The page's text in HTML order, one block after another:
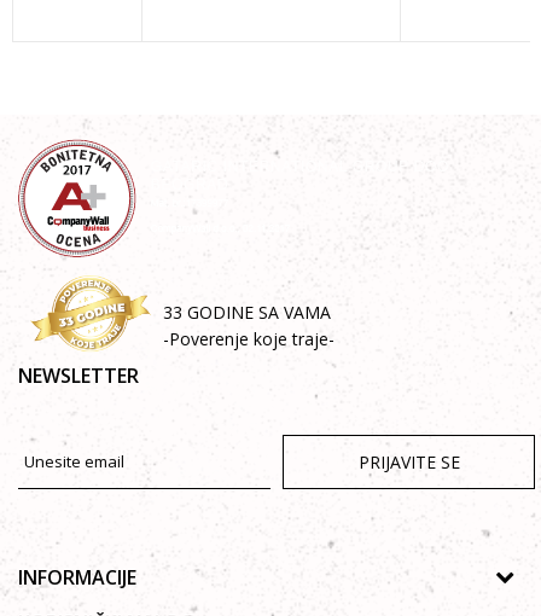
33 GODINE SA VAMA
-Poverenje koje traje-
NEWSLETTER
PRIJAVITE SE
INFORMACIJE